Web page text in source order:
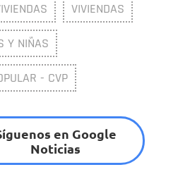
VIVIENDAS
Y NIÑAS
- CVP
en Google
Noticias